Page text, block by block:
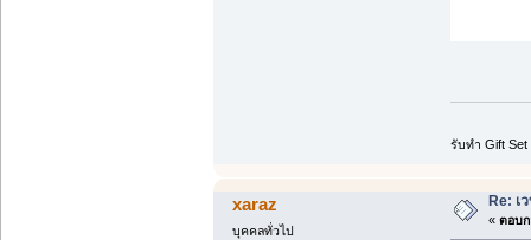
รับทำ Gift Set
xaraz
บุคคลทั่วไป
Re: เ
« ตอบก